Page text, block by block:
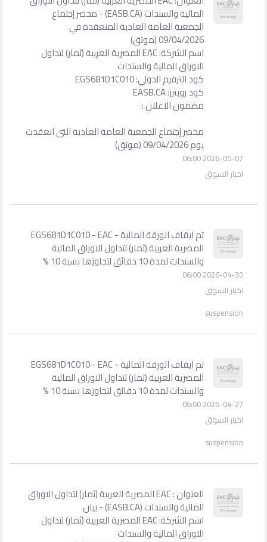
المالية والسندات (EASB.CA) - محضر إجتماع
الجمعية العامة العادية المنعقدة في
09/04/2026 (موثق)
اسم الشركة: EAC المصرية العربية (ثمار) لتداول
الاوراق المالية والسندات
كود الترقيم الدولي: EGS681D1C010
كود رويترز: EASB.CA
مضمون الاعلان :
محضر إجتماع الجمعية العامة العادية التى انعقدت
يوم 09/04/2026 (موثق)
2026-05-07 06:00
اخبار السوق
تم ايقاف الورقة المالية - EGS681D1C010 - EAC
المصرية العربية (ثمار) لتداول الاوراق المالية
والسندات لمدة 10 دقائق لتجاوزها نسبة 10 %
2026-04-30 06:00
اخبار السوق
suspension
تم ايقاف الورقة المالية - EGS681D1C010 - EAC
المصرية العربية (ثمار) لتداول الاوراق المالية
والسندات لمدة 10 دقائق لتجاوزها نسبة 10 %
2026-04-27 06:00
اخبار السوق
suspension
العنوان : EAC المصرية العربية (ثمار) لتداول الاوراق
المالية والسندات (EASB.CA) - بيان
اسم الشركة: EAC المصرية العربية (ثمار) لتداول
الاوراق المالية والسندات